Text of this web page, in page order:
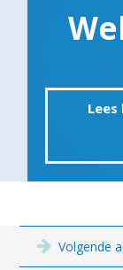
Volgende